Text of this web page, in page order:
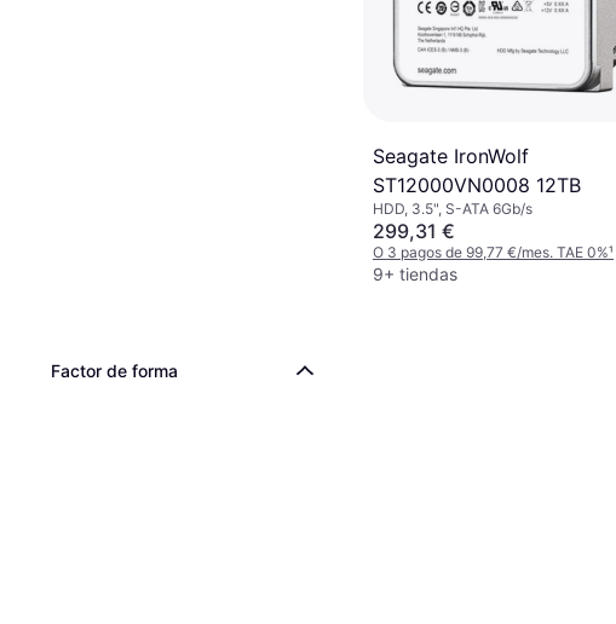
Factor de forma
Seagate IronWolf
ST12000VN0008 12TB
HDD, 3.5", S-ATA 6Gb/s
299,31 €
O 3 pagos de 99,77 €/mes. TAE 0%¹
9+ tiendas